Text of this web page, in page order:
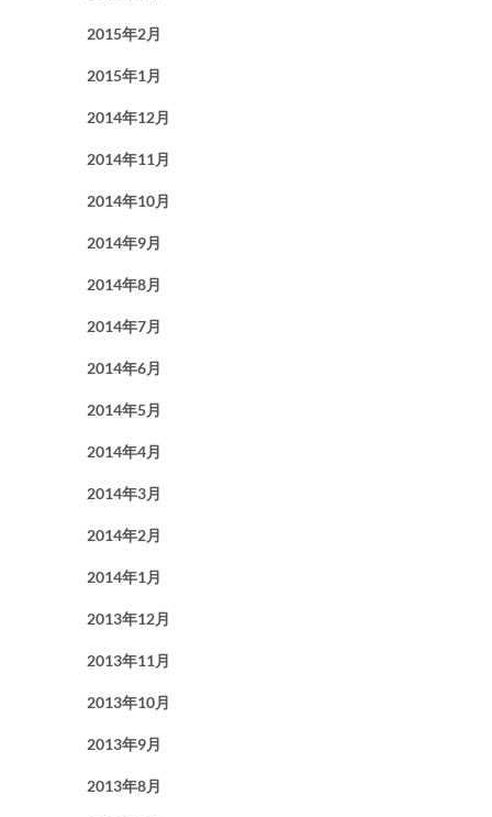
2015年2月
2015年1月
2014年12月
2014年11月
2014年10月
2014年9月
2014年8月
2014年7月
2014年6月
2014年5月
2014年4月
2014年3月
2014年2月
2014年1月
2013年12月
2013年11月
2013年10月
2013年9月
2013年8月